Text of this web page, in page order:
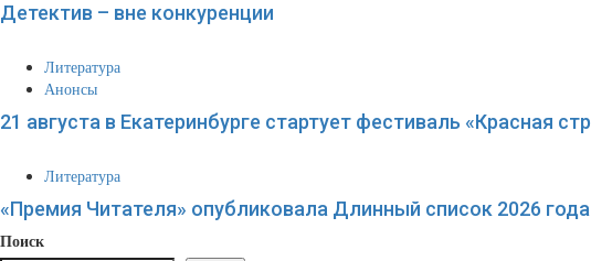
Детектив – вне конкуренции
Литература
Анонсы
21 августа в Екатеринбурге стартует фестиваль «Красная
Литература
«Премия Читателя» опубликовала Длинный список 2026 года
Поиск